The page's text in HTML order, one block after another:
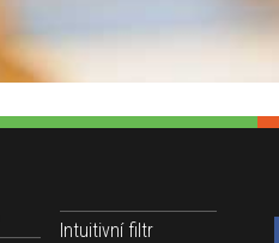
Intuitivní filtr